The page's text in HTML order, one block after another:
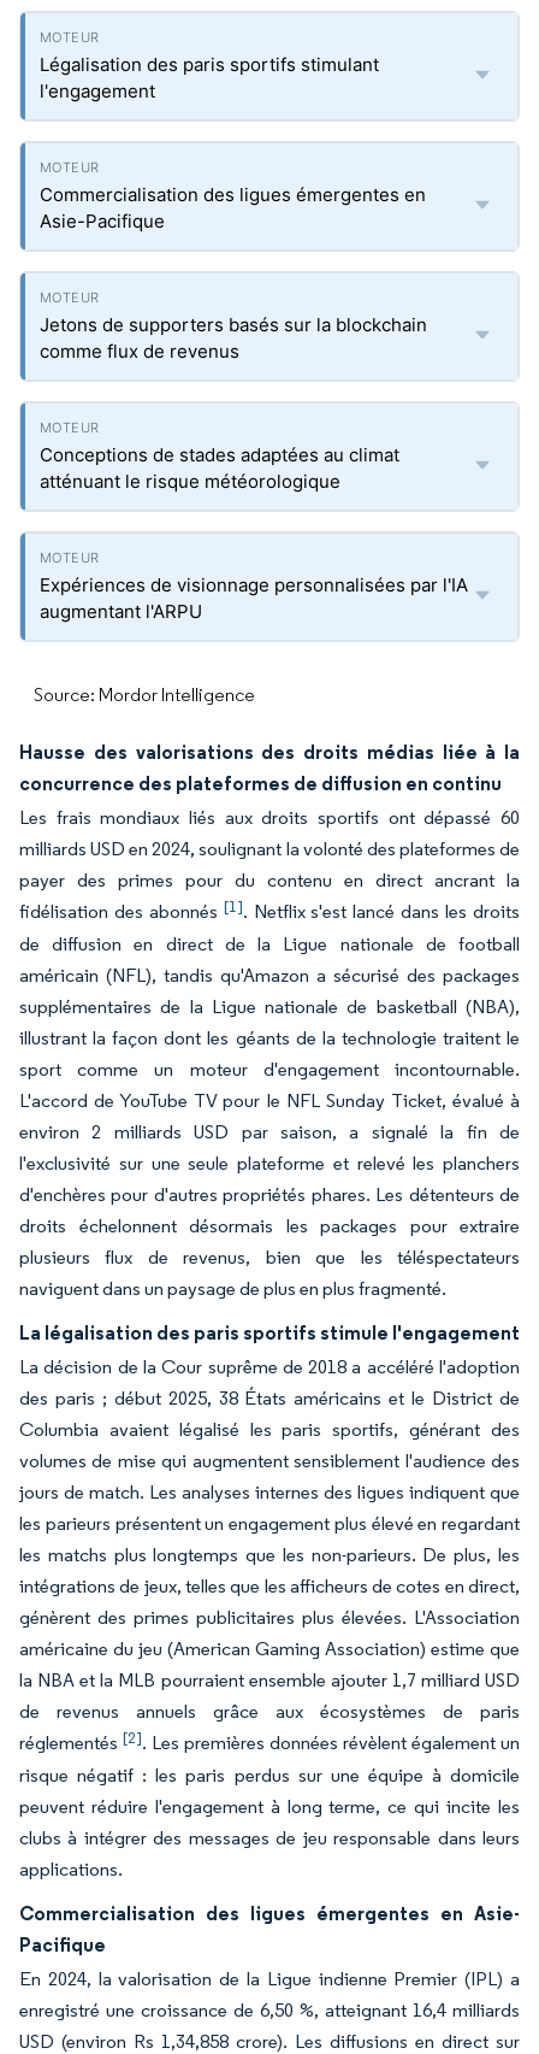
Légalisation des paris sportifs stimulant
l'engagement
Commercialisation des ligues émergentes en
Asie-Pacifique
Jetons de supporters basés sur la blockchain
comme flux de revenus
Conceptions de stades adaptées au climat
atténuant le risque météorologique
Expériences de visionnage personnalisées par l'IA
augmentant l'ARPU
Source: Mordor Intelligence
Hausse des valorisations des droits médias liée à la
concurrence des plateformes de diffusion en continu
Les frais mondiaux liés aux droits sportifs ont dépassé 60
milliards USD en 2024, soulignant la volonté des plateformes de
payer des primes pour du contenu en direct ancrant la
fidélisation des abonnés [1]. Netflix s'est lancé dans les droits
de diffusion en direct de la Ligue nationale de football
américain (NFL), tandis qu'Amazon a sécurisé des packages
supplémentaires de la Ligue nationale de basketball (NBA),
illustrant la façon dont les géants de la technologie traitent le
sport comme un moteur d'engagement incontournable.
L'accord de YouTube TV pour le NFL Sunday Ticket, évalué à
environ 2 milliards USD par saison, a signalé la fin de
l'exclusivité sur une seule plateforme et relevé les planchers
d'enchères pour d'autres propriétés phares. Les détenteurs de
droits échelonnent désormais les packages pour extraire
plusieurs flux de revenus, bien que les téléspectateurs
naviguent dans un paysage de plus en plus fragmenté.
La légalisation des paris sportifs stimule l'engagement
La décision de la Cour suprême de 2018 a accéléré l'adoption
des paris ; début 2025, 38 États américains et le District de
Columbia avaient légalisé les paris sportifs, générant des
volumes de mise qui augmentent sensiblement l'audience des
jours de match. Les analyses internes des ligues indiquent que
les parieurs présentent un engagement plus élevé en regardant
les matchs plus longtemps que les non-parieurs. De plus, les
intégrations de jeux, telles que les afficheurs de cotes en direct,
génèrent des primes publicitaires plus élevées. L'Association
américaine du jeu (American Gaming Association) estime que
la NBA et la MLB pourraient ensemble ajouter 1,7 milliard USD
de revenus annuels grâce aux écosystèmes de paris
réglementés [2]. Les premières données révèlent également un
risque négatif : les paris perdus sur une équipe à domicile
peuvent réduire l'engagement à long terme, ce qui incite les
clubs à intégrer des messages de jeu responsable dans leurs
applications.
Commercialisation des ligues émergentes en Asie-
Pacifique
En 2024, la valorisation de la Ligue indienne Premier (IPL) a
enregistré une croissance de 6,50 %, atteignant 16,4 milliards
USD (environ Rs 1,34,858 crore). Les diffusions en direct sur